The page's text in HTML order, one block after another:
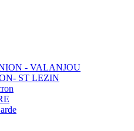
- VALANJOU
ST LEZIN